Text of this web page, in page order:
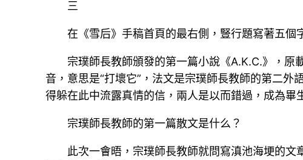
三
在《雪后》手稿首頁的最右側，豎行題寫著五個
宗璞師長教師頒發的第一篇小說《A.K.C.》，原
音，意思是“打壞它”，法文是宗璞師長教師的第二
得躲在此中流露真情的信，兩人是以而錯過，成為畢
宗璞師長教師的第一篇散文是什么？
此次一會晤，宗璞師長教師就問寫滇池海埂的